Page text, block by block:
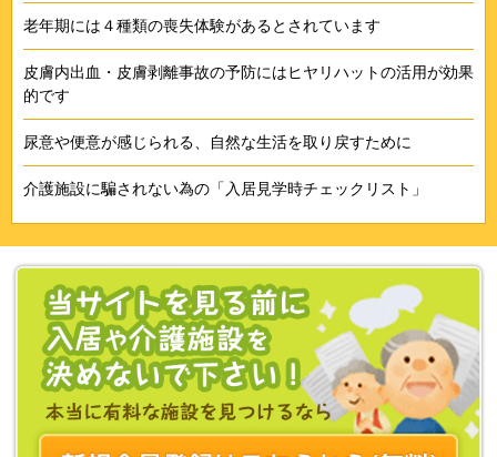
老年期には４種類の喪失体験があるとされています
皮膚内出血・皮膚剥離事故の予防にはヒヤリハットの活用が効果
的です
尿意や便意が感じられる、自然な生活を取り戻すために
介護施設に騙されない為の「入居見学時チェックリスト」